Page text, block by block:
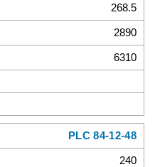
268.5
2890
6310
PLC 84-12-48
240